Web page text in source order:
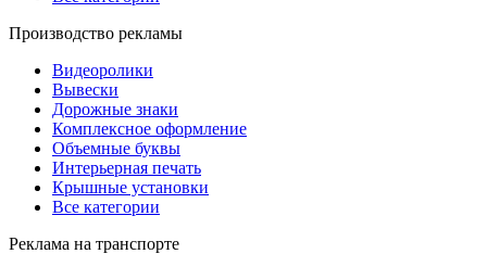
Производство рекламы
Видеоролики
Вывески
Дорожные знаки
Комплексное оформление
Объемные буквы
Интерьерная печать
Крышные установки
Все категории
Реклама на транспорте